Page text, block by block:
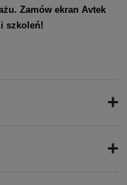
Zamów ekran Avtek
szkoleń!
+
+